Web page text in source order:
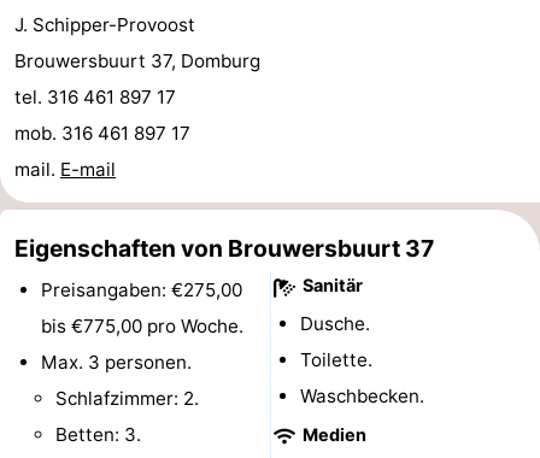
Minigolfplätze
Wellness-
Zentren
Dörfer
&
Städte
Natur
Führungen
Sport
-
Radfahren
J. Schipper-Provoost
Brouwersbuurt 37, Domburg
tel. 316 461 897 17
mob. 316 461 897 17
mail. E-mail
Eigenschaften von Brouwersbuurt 37
Preisangaben: €275,00
bis €775,00 pro Woche.
Max. 3 personen.
Schlafzimmer: 2.
Betten: 3.
Sanitär
Dusche.
Toilette.
Waschbecken.
Medien